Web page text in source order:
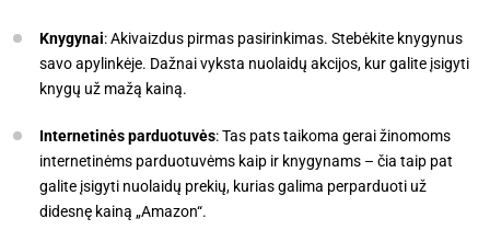
Knygynai: Akivaizdus pirmas pasirinkimas. Stebėkite knygynus
savo apylinkėje. Dažnai vyksta nuolaidų akcijos, kur galite įsigyti
knygų už mažą kainą.
Internetinės parduotuvės: Tas pats taikoma gerai žinomoms
internetinėms parduotuvėms kaip ir knygynams – čia taip pat
galite įsigyti nuolaidų prekių, kurias galima perparduoti už
didesnę kainą „Amazon“.